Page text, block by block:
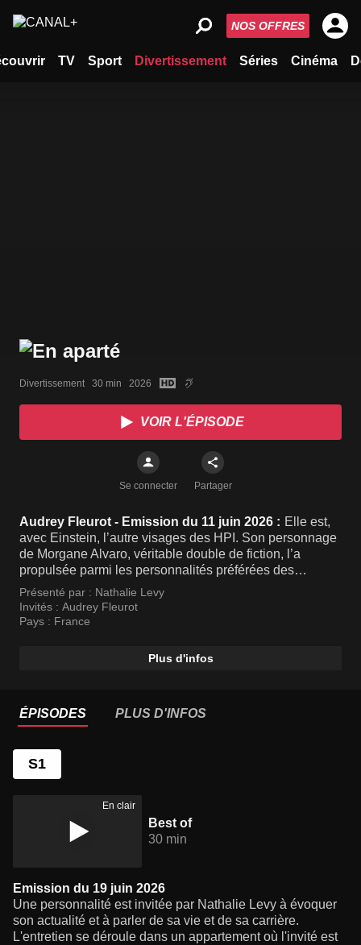
TV Sport Divertissement Séries Cinéma
NOS OFFRES
Divertissement   30 min   2026
VOIR L'ÉPISODE
Se connecter Partager
Audrey Fleurot - Emission du 11 juin 2026 : Elle est,
avec Einstein, l’autre visages des HPI. Son personnage
de Morgane Alvaro, véritable double de fiction, l’a
propulsée parmi les personnalités préférées des
Français. Elle rêve désormais de comédie, de films de
Zombie ou de Pirates. Et pourquoi pas de faire renaitre
Morgane sous d’autres formes ! Audrey Fleurot est en
Présenté par : Nathalie Levy
Invités : Audrey Fleurot
Pays : France
Plus d'infos
ÉPISODES PLUS D'INFOS
S1
En clair
Best of
30 min
Emission du 19 juin 2026
Une personnalité est invitée par Nathalie Levy à évoquer
son actualité et à parler de sa vie et de sa carrière.
L'entretien se déroule dans un appartement où l'invité est